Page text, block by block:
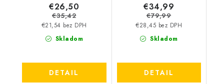
Skladom
€21,54 bez DPH
€26,50
€35,42
DETAIL
Skladom
€28,45 bez DPH
€34,99
€79,99
DETAIL